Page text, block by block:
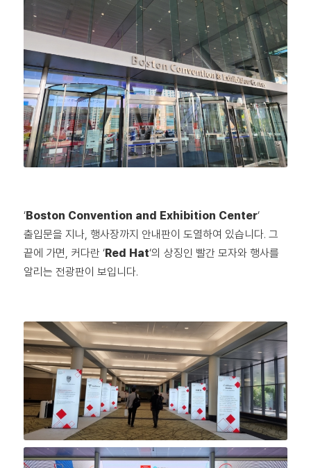
‘Boston Convention and Exhibition Center‘
출입문을 지나, 행사장까지 안내판이 도열하여 있습니다. 그
끝에 가면, 커다란 ‘Red Hat‘의 상징인 빨간 모자와 행사를
알리는 전광판이 보입니다.